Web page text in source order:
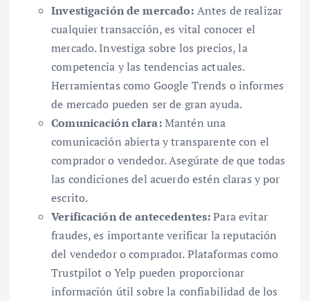
Investigación de mercado: Antes de realizar
cualquier transacción, es vital conocer el
mercado. Investiga sobre los precios, la
competencia y las tendencias actuales.
Herramientas como Google Trends o informes
de mercado pueden ser de gran ayuda.
Comunicación clara:Mantén una
comunicación abierta y transparente con el
comprador o vendedor. Asegúrate de que todas
las condiciones del acuerdo estén claras y por
escrito.
Verificación de antecedentes:Para evitar
fraudes, es importante verificar la reputación
del vendedor o comprador. Plataformas como
Trustpilot o Yelp pueden proporcionar
información útil sobre la confiabilidad de los